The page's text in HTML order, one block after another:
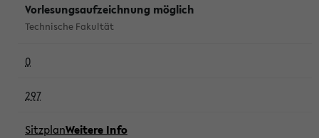
Vorlesungsaufzeichnung möglich
Technische Fakultät
0
297
SitzplanWeitere Info